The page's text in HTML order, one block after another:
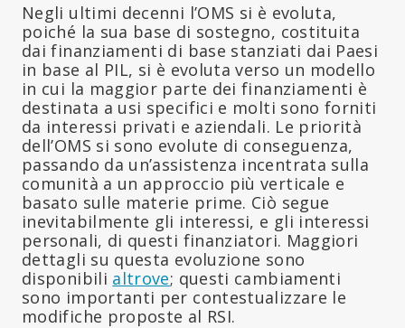
Negli ultimi decenni l’OMS si è evoluta,
poiché la sua base di sostegno, costituita
dai finanziamenti di base stanziati dai Paesi
in base al PIL, si è evoluta verso un modello
in cui la maggior parte dei finanziamenti è
destinata a usi specifici e molti sono forniti
da interessi privati e aziendali. Le priorità
dell’OMS si sono evolute di conseguenza,
passando da un’assistenza incentrata sulla
comunità a un approccio più verticale e
basato sulle materie prime. Ciò segue
inevitabilmente gli interessi, e gli interessi
personali, di questi finanziatori. Maggiori
dettagli su questa evoluzione sono
disponibili altrove; questi cambiamenti
sono importanti per contestualizzare le
modifiche proposte al RSI.